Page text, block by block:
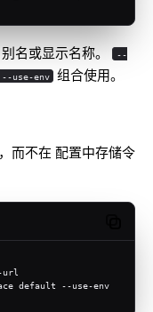
名或显示名称。 --
--use-env 组合使用。
而不在 配置中存储令
url
default --use-env